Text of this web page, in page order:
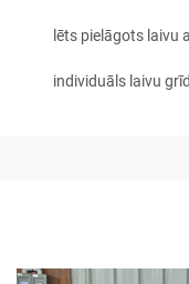
lēts pielāgots laivu
individuāls laivu